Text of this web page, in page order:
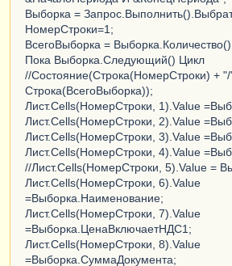
Выборка =
НомерСтроки=1;
ВсегоВыборка =
Пока Выборка.Следующий() Цикл
//Состояние(Строка(НомерСтроки) +
Строка(ВсегоВыборка));
Лист.Cells(НомерСтроки, 1).Value
Лист.Cells(НомерСтроки, 2).Value
Лист.Cells(НомерСтроки, 3).Value
Лист.Cells(НомерСтроки, 4).Value
//Лист.Cells(НомерСтроки, 5).Value =
Лист.Cells(НомерСтроки, 6).Value
=Выборка.Наименование;
Лист.Cells(НомерСтроки, 7).Value
=Выборка.ЦенаВключаетНДС1;
Лист.Cells(НомерСтроки, 8).Value
=Выборка.СуммаДокумента;